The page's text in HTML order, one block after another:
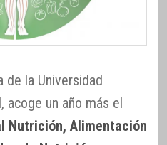
de la Universidad
acoge un año más el
Nutrición, Alimentación